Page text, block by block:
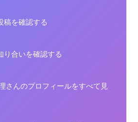
稿を確認する
り合いを確認する
さんのプロフィールをすべて見